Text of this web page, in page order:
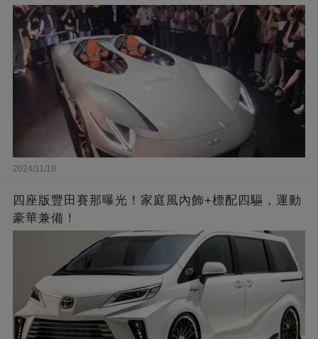
2024/11/18
四座版豐田賽那曝光！家庭風內飾+標配四驅，運動
豪華兼備！